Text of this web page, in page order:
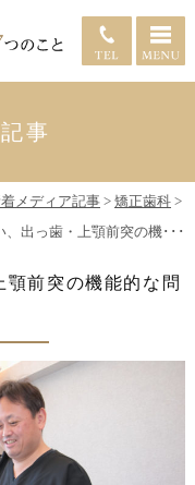
事
メディア記事 >矯正歯科 >
、出っ歯・上顎前突の機･･･
顎前突の機能的な問